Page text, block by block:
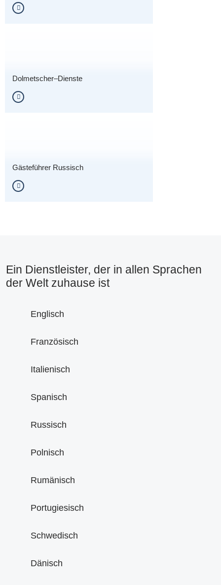
Dolmetscher–Dienste
Gästeführer Russisch
Ein Dienstleister, der in allen Sprachen
der Welt zuhause ist
Englisch
Französisch
Italienisch
Spanisch
Russisch
Polnisch
Rumänisch
Portugiesisch
Schwedisch
Dänisch